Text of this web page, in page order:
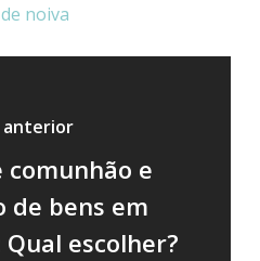
noiva
anterior
comunhão e
de bens em
escolher?